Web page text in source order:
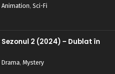
Animation, Sci-Fi
2 (2024) – Dublat în
Drama, Mystery